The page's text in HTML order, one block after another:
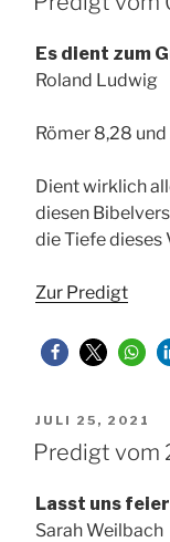
Es dient zum
Roland Ludwig
Römer 8,28 und
Dient wirklich
diesen
die Tiefe dieses
Zur Predigt
AM
JULI 25, 2021
Predigt vom
Lasst uns
Sarah Weilbach